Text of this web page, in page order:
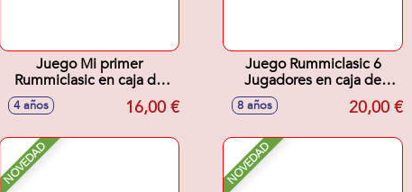
Juego Mi primer
Rummiclasic en caja de
metal. Tapiz 32x42 cm se
puede lavar.
4 años 16,00 €
Juego Rummiclasic 6
Jugadores en caja de
Metal.30,50x30,50x9 cm.
8 años 20,00 €
NOVEDAD NOVEDAD